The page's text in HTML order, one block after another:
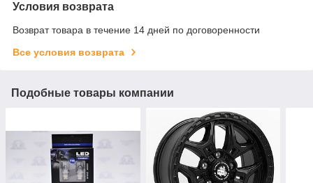
Условия возврата
Возврат товара в течение 14 дней по договоренности
Все условия возврата
Подобные товары компании